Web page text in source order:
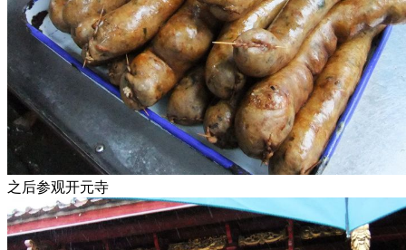
之后参观开元寺